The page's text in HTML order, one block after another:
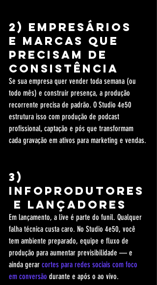
2) Empresários
e marcas que
precisam de
consistência
Se sua empresa quer vender toda semana (ou
todo mês) e construir presença, a produção
recorrente precisa de padrão. O Studio 4e50
estrutura isso com produção de podcast
profissional, captação e pós que transformam
cada gravação em ativos para marketing e vendas.
3)
Infoprodutores
e lançadores
Em lançamento, a live é parte do funil. Qualquer
falha técnica custa caro. No Studio 4e50, você
tem ambiente preparado, equipe e fluxo de
produção para aumentar previsibilidade — e
ainda gerar cortes para redes sociais com foco
em conversão durante e após o ao vivo.